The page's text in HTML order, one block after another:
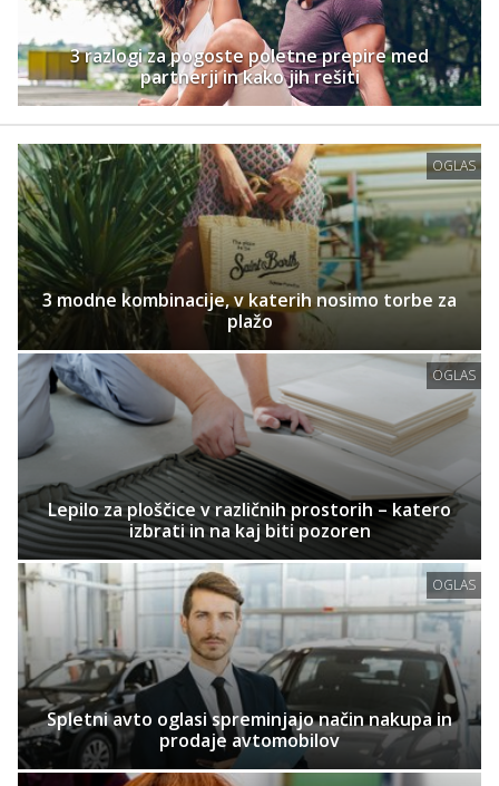
3 razlogi za pogoste poletne prepire med
partnerji in kako jih rešiti
OGLAS
3 modne kombinacije, v katerih nosimo torbe za
plažo
OGLAS
Lepilo za ploščice v različnih prostorih – katero
izbrati in na kaj biti pozoren
OGLAS
Spletni avto oglasi spreminjajo način nakupa in
prodaje avtomobilov